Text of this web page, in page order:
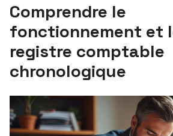
Comprendre le
fonctionnement et
registre comptable
chronologique